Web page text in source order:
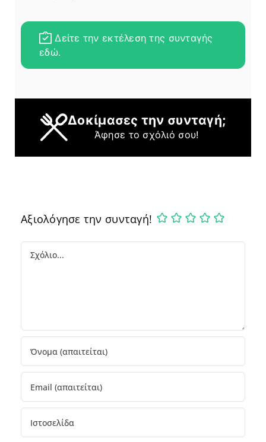
Δείτε την εκτέλεση της συνταγής
εδώ.
Δοκίμασες την συνταγή;
Άφησε το σχόλιό σου!
Αξιολόγησε την συνταγή!
Comment